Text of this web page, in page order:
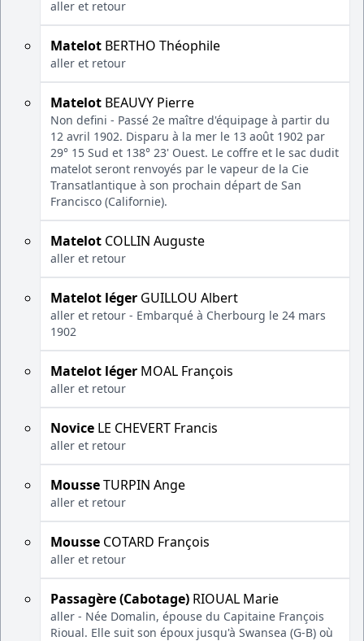
aller et retour
Matelot BERTHO Théophile
aller et retour
Matelot BEAUVY Pierre
Non defini - Passé 2e maître d'équipage à partir du
12 avril 1902. Disparu à la mer le 13 août 1902 par
29° 15 Sud et 138° 23' Ouest. Le coffre et le sac dudit
matelot seront renvoyés par le vapeur de la Cie
Transatlantique à son prochain départ de San
Francisco (Californie).
Matelot COLLIN Auguste
aller et retour
Matelot léger GUILLOU Albert
aller et retour - Embarqué à Cherbourg le 24 mars
1902
Matelot léger MOAL François
aller et retour
Novice LE CHEVERT Francis
aller et retour
MousseTURPIN Ange
aller et retour
Mousse COTARD François
aller et retour
Passagère (Cabotage) RIOUAL Marie
aller - Née Domalin, épouse du Capitaine François
Rioual. Elle suit son époux jusqu'à Swansea (G-B) où